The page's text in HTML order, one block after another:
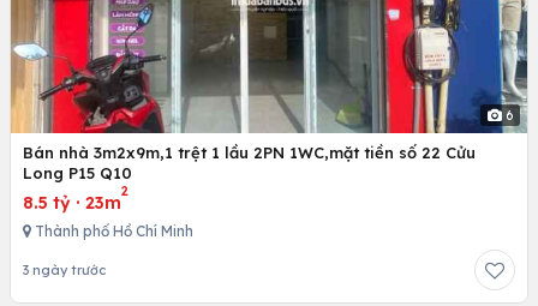
6
Bán nhà 3m2x9m,1 trệt 1 lầu 2PN 1WC,mặt tiền số 22 Cửu
Long P15 Q10
8.5 tỷ · 23m
2
Thành phố Hồ Chí Minh
3 ngày trước